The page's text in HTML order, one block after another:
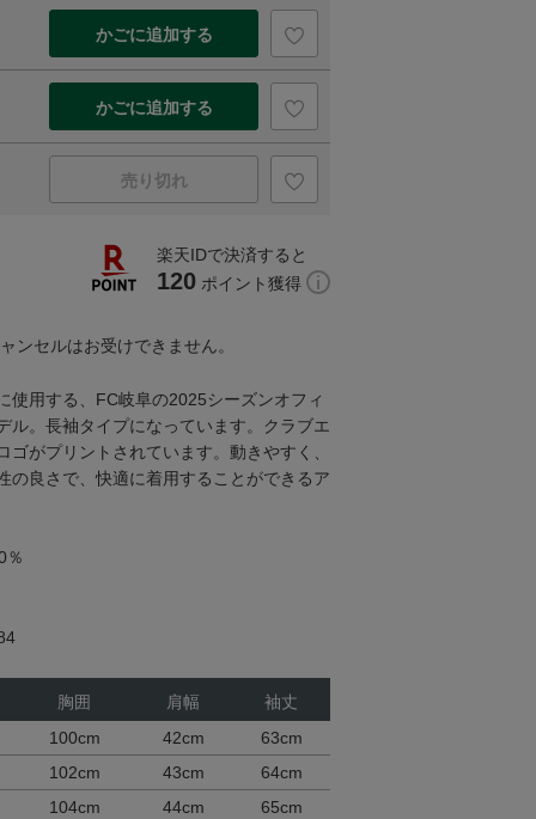
かごに追加する
かごに追加する
売り切れ
楽天IDで決済すると
120 ポイント獲得
ンセルはお受けできません。
使用する、FC岐阜の2025シーズンオフィ
ル。長袖タイプになっています。クラブエ
ゴがプリントされています。動きやすく、
の良さで、快適に着用することができるア
％
胸囲 肩幅
袖丈
100cm
42cm
63cm
102cm
43cm
64cm
104cm
44cm
65cm